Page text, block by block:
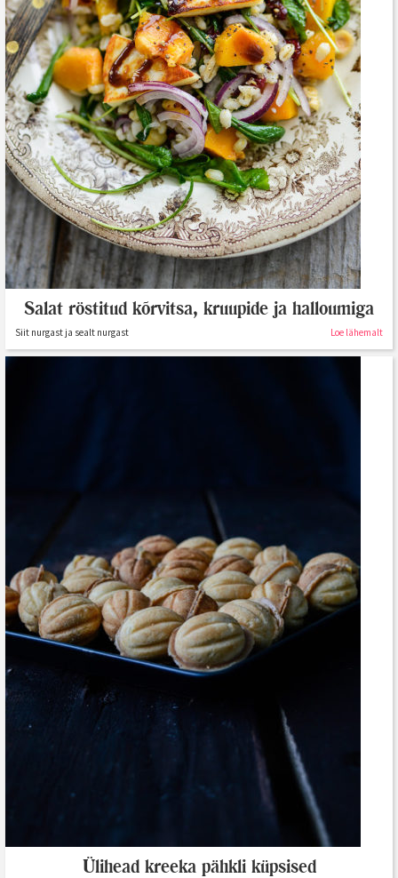
Salat röstitud kõrvitsa, kruupide ja halloumiga
Siit nurgast ja sealt nurgast Loe lähemalt
Ülihead kreeka pähkli küpsised